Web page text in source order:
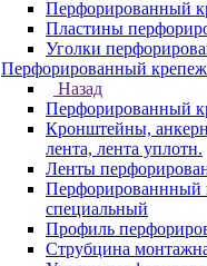
Перфорированный
Пластины
Уголки
Перфорированный крепеж
Назад
Перфорированный
Кронштейны,
лента, лента уплотн.
Ленты
Перфорированнный
специальный
Профиль
Струбцина